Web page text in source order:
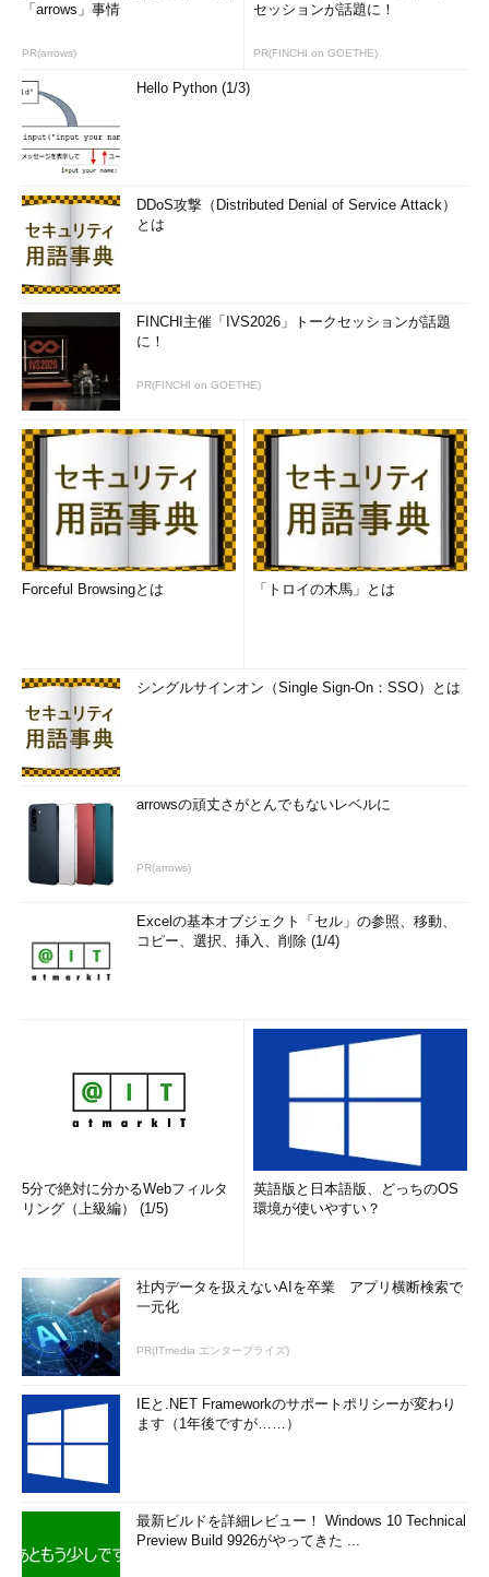
「arrows」事情
PR(arrows)
セッションが話題に！
PR(FINCHI on GOETHE)
Hello Python (1/3)
DDoS攻撃（Distributed Denial of Service Attack）
とは
FINCHI主催「IVS2026」トークセッションが話題
に！
PR(FINCHI on GOETHE)
Forceful Browsingとは 「トロイの木馬」とは
シングルサインオン（Single Sign-On：SSO）とは
arrowsの頑丈さがとんでもないレベルに
PR(arrows)
Excelの基本オブジェクト「セル」の参照、移動、
コピー、選択、挿入、削除 (1/4)
5分で絶対に分かるWebフィルタ
リング（上級編） (1/5)
英語版と日本語版、どっちのOS
環境が使いやすい？
社内データを扱えないAIを卒業 アプリ横断検索で
一元化
PR(ITmedia エンタープライズ)
IEと.NET Frameworkのサポートポリシーが変わり
ます（1年後ですが……）
最新ビルドを詳細レビュー！ Windows 10 Technical
Preview Build 9926がやってきた ...